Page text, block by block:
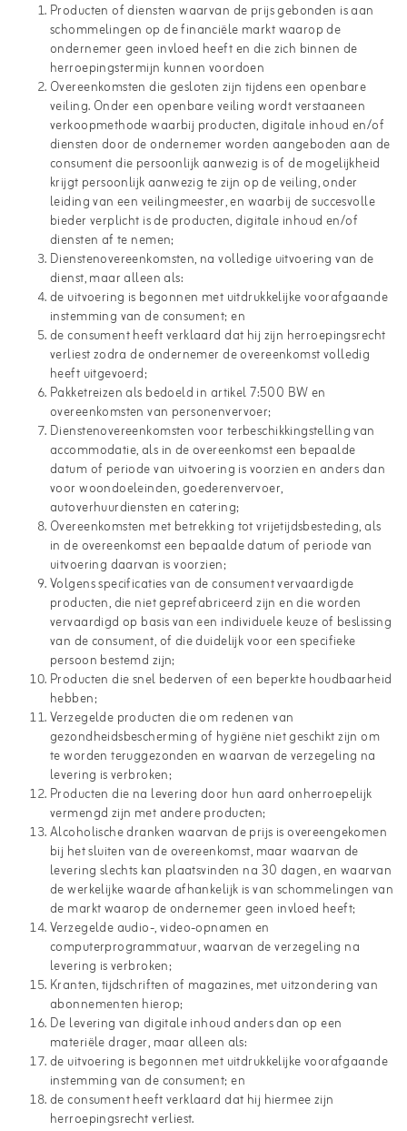
Producten of diensten waarvan de prijs gebonden is aan
schommelingen op de financiële markt waarop de
ondernemer geen invloed heeft en die zich binnen de
herroepingstermijn kunnen voordoen
Overeenkomsten die gesloten zijn tijdens een openbare
veiling. Onder een openbare veiling wordt verstaaneen
verkoopmethode waarbij producten, digitale inhoud en/of
diensten door de ondernemer worden aangeboden aan de
consument die persoonlijk aanwezig is of de mogelijkheid
krijgt persoonlijk aanwezig te zijn op de veiling, onder
leiding van een veilingmeester, en waarbij de succesvolle
bieder verplicht is de producten, digitale inhoud en/of
diensten af te nemen;
Dienstenovereenkomsten, na volledige uitvoering van de
dienst, maar alleen als:
de uitvoering is begonnen met uitdrukkelijke voorafgaande
instemming van de consument; en
de consument heeft verklaard dat hij zijn herroepingsrecht
verliest zodra de ondernemer de overeenkomst volledig
heeft uitgevoerd;
Pakketreizen als bedoeld in artikel 7:500 BW en
overeenkomsten van personenvervoer;
Dienstenovereenkomsten voor terbeschikkingstelling van
accommodatie, als in de overeenkomst een bepaalde
datum of periode van uitvoering is voorzien en anders dan
voor woondoeleinden, goederenvervoer,
autoverhuurdiensten en catering;
Overeenkomsten met betrekking tot vrijetijdsbesteding, als
in de overeenkomst een bepaalde datum of periode van
uitvoering daarvan is voorzien;
Volgens specificaties van de consument vervaardigde
producten, die niet geprefabriceerd zijn en die worden
vervaardigd op basis van een individuele keuze of beslissing
van de consument, of die duidelijk voor een specifieke
persoon bestemd zijn;
Producten die snel bederven of een beperkte houdbaarheid
hebben;
Verzegelde producten die om redenen van
gezondheidsbescherming of hygiëne niet geschikt zijn om
te worden teruggezonden en waarvan de verzegeling na
levering is verbroken;
Producten die na levering door hun aard onherroepelijk
vermengd zijn met andere producten;
Alcoholische dranken waarvan de prijs is overeengekomen
bij het sluiten van de overeenkomst, maar waarvan de
levering slechts kan plaatsvinden na 30 dagen, en waarvan
de werkelijke waarde afhankelijk is van schommelingen van
de markt waarop de ondernemer geen invloed heeft;
Verzegelde audio-, video-opnamen en
computerprogrammatuur, waarvan de verzegeling na
levering is verbroken;
Kranten, tijdschriften of magazines, met uitzondering van
abonnementen hierop;
De levering van digitale inhoud anders dan op een
materiële drager, maar alleen als:
de uitvoering is begonnen met uitdrukkelijke voorafgaande
instemming van de consument; en
de consument heeft verklaard dat hij hiermee zijn
herroepingsrecht verliest.